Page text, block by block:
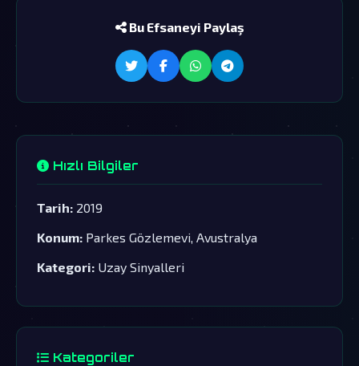
Bu Efsaneyi Paylaş
Hızlı Bilgiler
Tarih: 2019
Konum: Parkes Gözlemevi, Avustralya
Kategori: Uzay Sinyalleri
Kategoriler